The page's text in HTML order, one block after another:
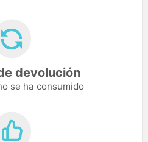
devolución
se ha consumido